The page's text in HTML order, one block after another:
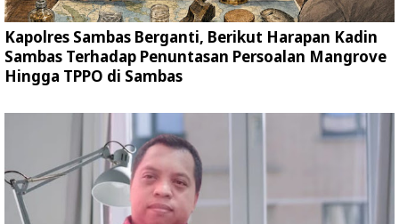
Kapolres Sambas Berganti, Berikut Harapan Kadin
Sambas Terhadap Penuntasan Persoalan Mangrove
Hingga TPPO di Sambas